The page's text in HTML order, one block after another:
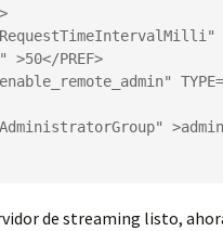
>50</PREF>
de streaming listo,